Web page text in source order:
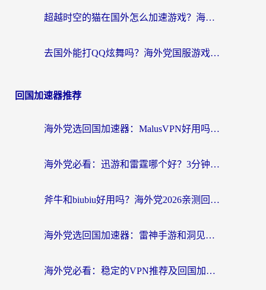
超越时空的猫在国外怎么加速游戏？海外玩家国服畅玩终极指南
去国外能打QQ炫舞吗？海外党国服游戏不卡顿的终极指南
回国加速器推荐
海外党选回国加速器：MalusVPN好用吗？和快帆VPN哪个好？附真实对比与避坑指南
海外党必看：迅游和雷霆哪个好？3分钟教你选对回国加速器，无缝刷国内剧玩手游
斧牛和biubiu好用吗？海外党2026亲测回国加速器指南，附番茄加速器深度体验
海外党选回国加速器：雷神手游和洞见哪个好？附iPhone免费VPN推荐及ChickCNUfunR实测
海外党必看：稳定的VPN推荐及回国加速器选择全攻略——告别地域限制，轻松刷国内资源